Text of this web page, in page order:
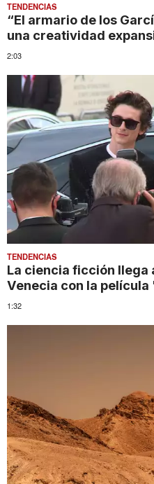
TENDENCIAS
“El armario de los
una creatividad
2:03
TENDENCIAS
La ciencia ficción llega
Venecia con la
1:32